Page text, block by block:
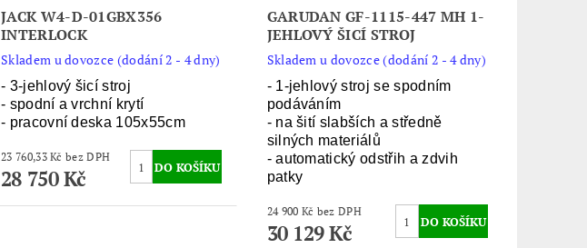
JACK W4-D-01GBX356
INTERLOCK
Skladem u dovozce (dodání 2 - 4 dny)
- 3-jehlový šicí stroj
- spodní a vrchní krytí
- pracovní deska 105x55cm
23 760,33 Kč bez DPH
28 750 Kč
GARUDAN GF-1115-447 MH 1-
JEHLOVÝ ŠICÍ STROJ
Skladem u dovozce (dodání 2 - 4 dny)
- 1-jehlový stroj se spodním
podáváním
- na šití slabších a středně
silných materiálů
- automatický odstřih a zdvih
patky
24 900 Kč bez DPH
30 129 Kč